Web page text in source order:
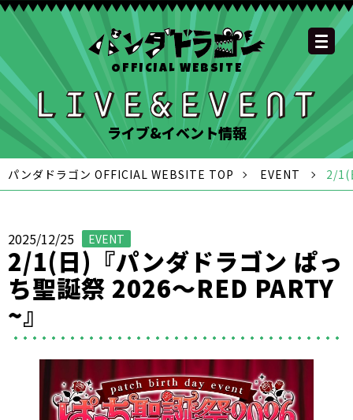
OFFICIAL WEBSITEOFFICIAL SITE TOP
NEWS MEMBER
SCHEDULE DISCOGRAPHY
GOODS
FAQ CONTACT
YOUTUBE
CHANNEL
INSTAGRAM
OFFICIAL
TWITTER
OFFICIAL LINE
ACCOUNT
OFFICIAL
TIKTOK
ライブ&イベント情報
パンダドラゴン OFFICIAL WEBSITE TOP EVENT 2/1(
2025/12/25 EVENT
2/1(日)『パンダドラゴン ぱっ
ち聖誕祭 2026〜RED PARTY
~』